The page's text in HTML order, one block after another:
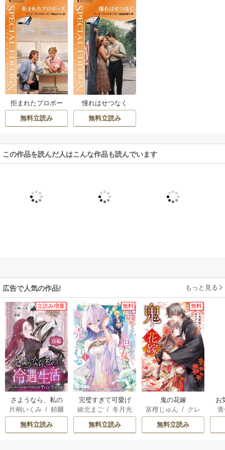
拒まれたプロポー
ズ
無料立読み
憧れはせつなく
無料立読み
この作品を読んだ人はこんな作品も読んでいます
広告で人気の作品! もっと見る
立読み増量
さようなら、私の
冷遇生活 ～パーテ
ィーで声をかけて
きたのがヤバい男
片桐いくみ / 頼爾
無料立読み
無料
完璧すぎて可愛げ
がないと婚約破棄
された聖女は隣国
に売られる
綾北まご /冬月光
輝 / 昌未
無料立読み
無料
鬼の花嫁
富樫じゅん / クレ
ハ
無料立読み
お